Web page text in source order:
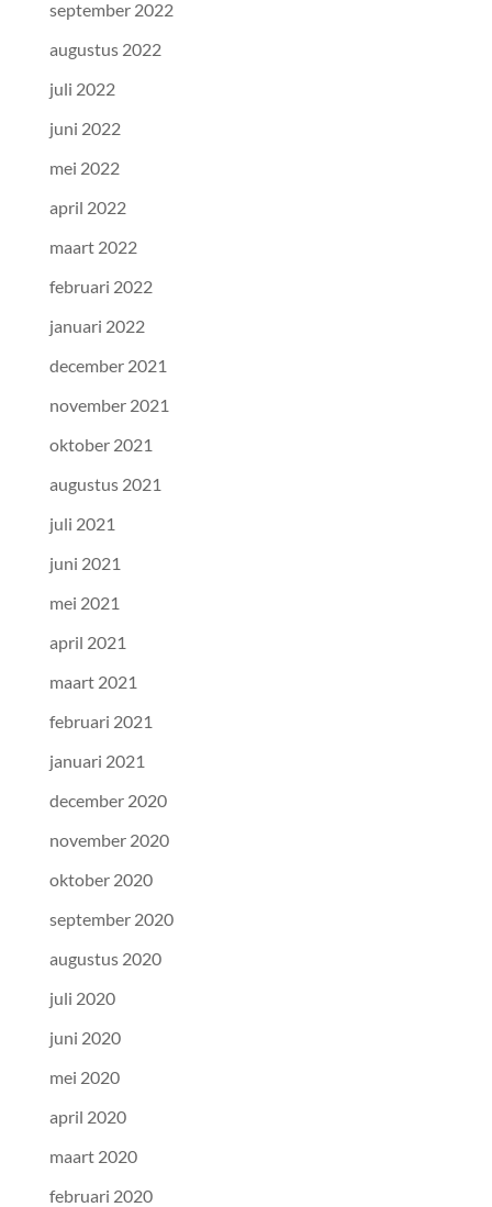
september 2022
augustus 2022
juli 2022
juni 2022
mei 2022
april 2022
maart 2022
februari 2022
januari 2022
december 2021
november 2021
oktober 2021
augustus 2021
juli 2021
juni 2021
mei 2021
april 2021
maart 2021
februari 2021
januari 2021
december 2020
november 2020
oktober 2020
september 2020
augustus 2020
juli 2020
juni 2020
mei 2020
april 2020
maart 2020
februari 2020